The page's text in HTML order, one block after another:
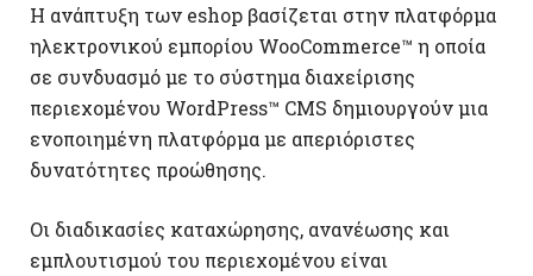
Η ανάπτυξη των eshop βασίζεται στην πλατφόρμα
ηλεκτρονικού εμπορίου WooCommerce™ η οποία
σε συνδυασμό με το σύστημα διαχείρισης
περιεχομένου WordPress™ CMS δημιουργούν μια
ενοποιημένη πλατφόρμα με απεριόριστες
δυνατότητες προώθησης.
Οι διαδικασίες καταχώρησης, ανανέωσης και
εμπλουτισμού του περιεχομένου είναι